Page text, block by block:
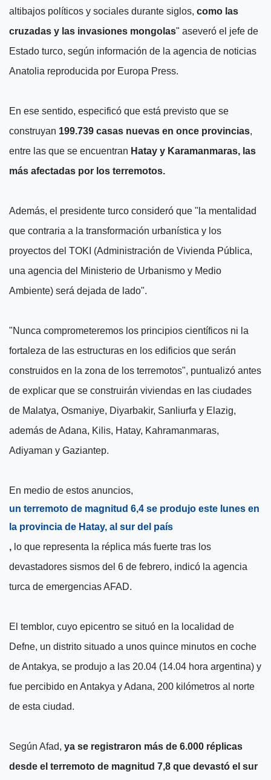
altibajos políticos y sociales durante siglos, como las
cruzadas y las invasiones mongolas" aseveró el jefe de
Estado turco, según información de la agencia de noticias
Anatolia reproducida por Europa Press.
En ese sentido, especificó que está previsto que se
construyan 199.739 casas nuevas en once provincias,
entre las que se encuentran Hatay y Karamanmaras, las
más afectadas por los terremotos.
Además, el presidente turco consideró que "la mentalidad
que contraria a la transformación urbanística y los
proyectos del TOKI (Administración de Vivienda Pública,
una agencia del Ministerio de Urbanismo y Medio
Ambiente) será dejada de lado".
"Nunca comprometeremos los principios científicos ni la
fortaleza de las estructuras en los edificios que serán
construidos en la zona de los terremotos", puntualizó antes
de explicar que se construirán viviendas en las ciudades
de Malatya, Osmaniye, Diyarbakir, Sanliurfa y Elazig,
además de Adana, Kilis, Hatay, Kahramanmaras,
Adiyaman y Gaziantep.
En medio de estos anuncios,
un terremoto de magnitud 6,4 se produjo este lunes en
la provincia de Hatay, al sur del país
, lo que representa la réplica más fuerte tras los
devastadores sismos del 6 de febrero, indicó la agencia
turca de emergencias AFAD.
El temblor, cuyo epicentro se situó en la localidad de
Defne, un distrito situado a unos quince minutos en coche
de Antakya, se produjo a las 20.04 (14.04 hora argentina) y
fue percibido en Antakya y Adana, 200 kilómetros al norte
de esta ciudad.
Según Afad, ya se registraron más de 6.000 réplicas
desde el terremoto de magnitud 7,8 que devastó el sur